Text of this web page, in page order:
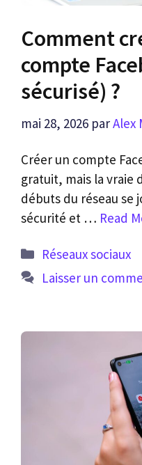
Comment
compte
sécurisé) ?
mai 28, 2026 parAlex
Créer un compte
gratuit, mais la vraie
débuts du réseau se
sécurité et … Read
Catégories
Réseaux sociaux
Laisser un